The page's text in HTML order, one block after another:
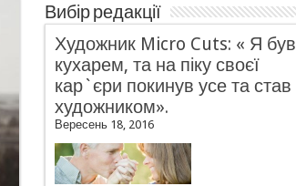
Вибір редакції
Художник Micro Cuts: « Я був
кухарем, та на піку своєї
кар`єри покинув усе та став
художником».
Вересень 18, 2016